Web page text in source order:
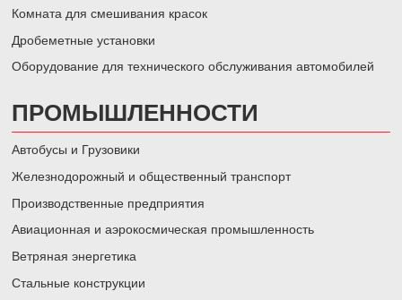
Комната для смешивания красок
Дробеметные установки
Оборудование для технического обслуживания автомобилей
ПРОМЫШЛЕННОСТИ
Автобусы и Грузовики
Железнодорожный и общественный транспорт
Производственные предприятия
Авиационная и аэрокосмическая промышленность
Ветряная энергетика
Стальные конструкции